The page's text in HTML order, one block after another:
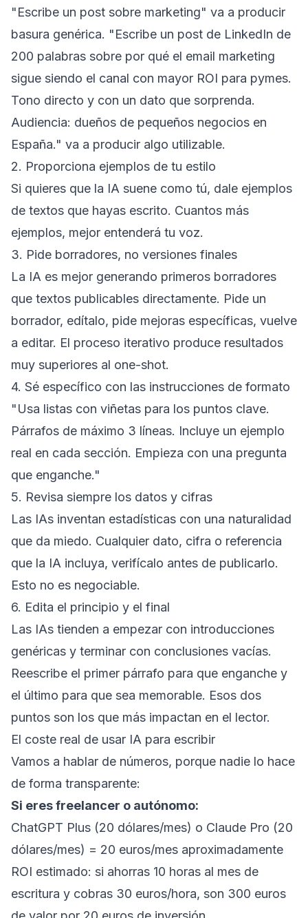
"Escribe un post sobre marketing" va a producir
basura genérica. "Escribe un post de LinkedIn de
200 palabras sobre por qué el email marketing
sigue siendo el canal con mayor ROI para pymes.
Tono directo y con un dato que sorprenda.
Audiencia: dueños de pequeños negocios en
España." va a producir algo utilizable.
2. Proporciona ejemplos de tu estilo
Si quieres que la IA suene como tú, dale ejemplos
de textos que hayas escrito. Cuantos más
ejemplos, mejor entenderá tu voz.
3. Pide borradores, no versiones finales
La IA es mejor generando primeros borradores
que textos publicables directamente. Pide un
borrador, edítalo, pide mejoras específicas, vuelve
a editar. El proceso iterativo produce resultados
muy superiores al one-shot.
4. Sé específico con las instrucciones de formato
"Usa listas con viñetas para los puntos clave.
Párrafos de máximo 3 líneas. Incluye un ejemplo
real en cada sección. Empieza con una pregunta
que enganche."
5. Revisa siempre los datos y cifras
Las IAs inventan estadísticas con una naturalidad
que da miedo. Cualquier dato, cifra o referencia
que la IA incluya, verifícalo antes de publicarlo.
Esto no es negociable.
6. Edita el principio y el final
Las IAs tienden a empezar con introducciones
genéricas y terminar con conclusiones vacías.
Reescribe el primer párrafo para que enganche y
el último para que sea memorable. Esos dos
puntos son los que más impactan en el lector.
El coste real de usar IA para escribir
Vamos a hablar de números, porque nadie lo hace
de forma transparente:
Si eres freelancer o autónomo:
ChatGPT Plus (20 dólares/mes) o Claude Pro (20
dólares/mes) = 20 euros/mes aproximadamente
ROI estimado: si ahorras 10 horas al mes de
escritura y cobras 30 euros/hora, son 300 euros